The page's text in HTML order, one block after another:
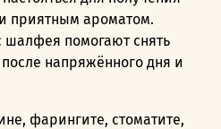
приятным ароматом.
помогают снять
после напряжённого дня и
фарингите, стоматите,